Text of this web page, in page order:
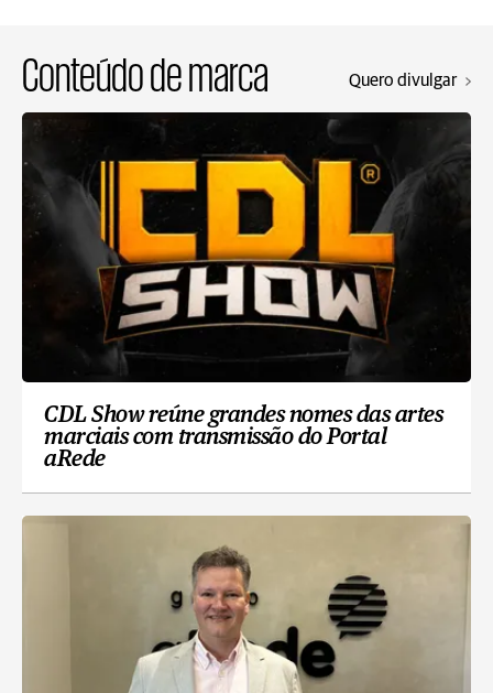
Conteúdo de marca Quero divulgar
CDL Show reúne grandes nomes das artes
marciais com transmissão do Portal
aRede